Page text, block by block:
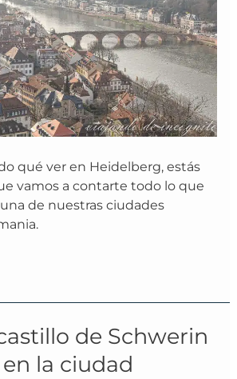
qué ver en Heidelberg, estás
vamos a contarte todo lo que
de nuestras ciudades
de Schwerin
la ciudad